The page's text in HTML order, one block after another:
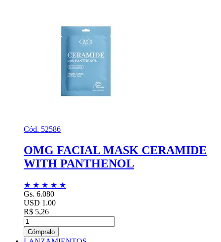
Cód. 52586
OMG FACIAL MASK CERAMIDE
WITH PANTHENOL
★ ★ ★ ★ ★
Gs. 6.080
USD 1.00
R$ 5,26
Cómpralo